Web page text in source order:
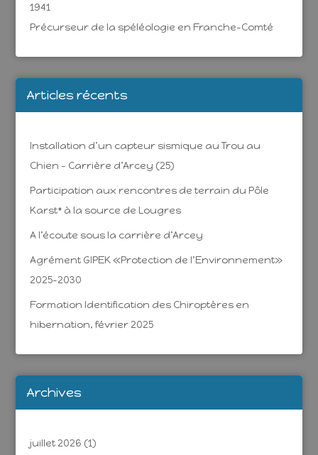
1941
Précurseur de la spéléologie en Franche-Comté
Articles récents
Installation d’un capteur sismique au Trou au
Chien – Carrière d’Arcey (25)
Participation aux rencontres de terrain du Pôle
Karst* à la source de Lougres
A l’écoute sous la carrière d’Arcey
Agrément GIPEK «Protection de l’Environnement»
2025-2030
Formation Identification des Chiroptères en
hibernation, février 2025
Archives
juillet 2026 (1)